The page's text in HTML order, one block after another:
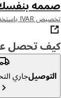
صممه
تخصيص IVAR باستخدام أداة التخطيط الخاصة بنا
كيف تحصل
التوصيلجاري